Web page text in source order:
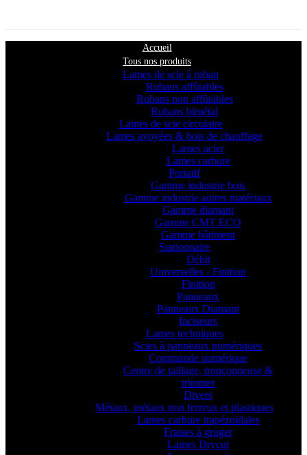
Accueil
Tous nos produits
Lames de scie à ruban
Rubans affûtables
Rubans non affûtables
Rubans bimétal
Lames de scie circulaire
Lames avoyées & bois de chauffage
Lames acier
Lames carbure
Portatif
Gamme industrie bois
Gamme industrie autres matériaux
Gamme diamant
Gamme CMT ECO
Gamme bâtiment
Stationnaire
Débit
Universelles - Finition
Finition
Panneaux
Panneaux Diamant
Inciseurs
Lames techniques
Scies à panneaux numériques
Commande numérique
Centre de taillage, tronçonneuse &
trimmer
Divers
Métaux, métaux non ferreux et plastiques
Lames carbure trapézoïdales
Fraises à gruger
Lames Drycut